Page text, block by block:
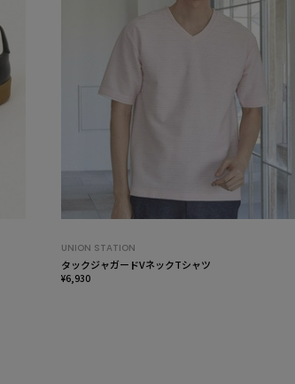
UNION STATION
タックジャガードVネックTシャツ
¥6,930